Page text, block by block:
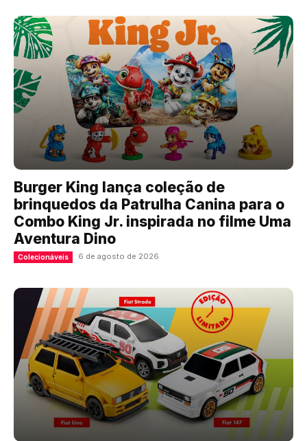
Burger King lança coleção de
brinquedos da Patrulha Canina para o
Combo King Jr. inspirada no filme Uma
Aventura Dino
Colecionáveis 6 de agosto de 2026